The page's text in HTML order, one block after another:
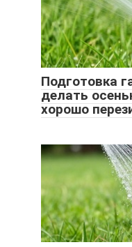
Подготовка
делать
хорошо